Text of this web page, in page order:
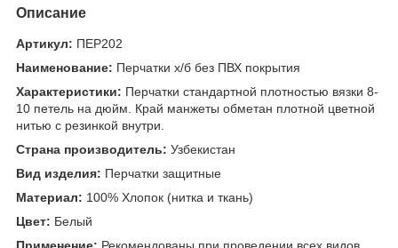
Описание
Артикул: ПЕР202
Наименование: Перчатки х/б без ПВХ покрытия
Характеристики: Перчатки стандартной плотностью вязки 8-
10 петель на дюйм. Край манжеты обметан плотной цветной
нитью с резинкой внутри.
Страна производитель: Узбекистан
Вид изделия: Перчатки защитные
Материал: 100% Хлопок (нитка и ткань)
Цвет: Белый
Применение: Рекомендованы при проведении всех видов